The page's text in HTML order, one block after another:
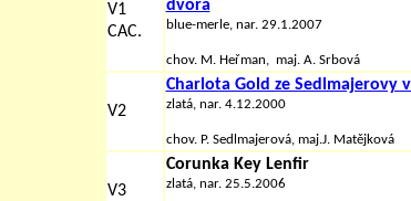
V1
CAC.
dvora
blue-merle, nar. 29.1.2007
chov. M. Heřman, maj. A. Srbová
V2
Charlota Gold ze Sedlmajerovy
zlatá, nar. 4.12.2000
chov. P. Sedlmajerová, maj.J. Matějková
V3
Corunka Key Lenfir
zlatá, nar. 25.5.2006